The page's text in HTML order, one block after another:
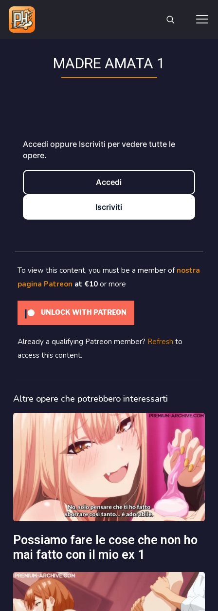
MADRE AMATA 1
Accedi oppure Iscriviti per vedere tutte le
opere.
Accedi
Iscriviti
To view this content, you must be a member of nostra
pagina Patreon at €10 or more
UNLOCK WITH PATREON
Already a qualifying Patreon member? Refresh to
access this content.
Altre opere che potrebbero interessarti
possiamo fare le cose che non ho
mai fatto con il mio ex 1